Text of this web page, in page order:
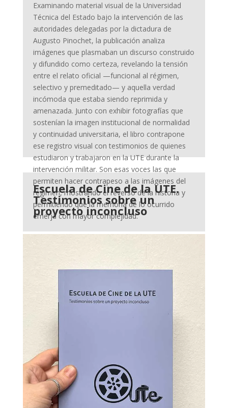
Examinando material visual de la Universidad
Técnica del Estado bajo la intervención de las
autoridades delegadas por la dictadura de
Augusto Pinochet, la publicación analiza
imágenes que plasmaban un discurso construido
y difundido como certeza, revelando la tensión
entre el relato oficial —funcional al régimen,
selectivo y premeditado— y aquella verdad
incómoda que estaba siendo reprimida y
amenazada. Junto con exhibir fotografías que
sostenían la imagen institucional de normalidad
y continuidad universitaria, el libro contrapone
ese registro visual con testimonios de quienes
estudiaron y trabajaron en la UTE durante la
intervención militar. Son esas voces las que
permiten hacer contrapeso a las imágenes del
régimen, mostrando el reverso de la historia y
permitiendo que la memoria de lo ocurrido
emerja con mayor complejidad.
Escuela de Cine de la UTE.
Testimonios sobre un
proyecto inconcluso